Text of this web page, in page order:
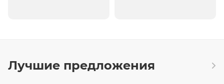
Лучшие предложения